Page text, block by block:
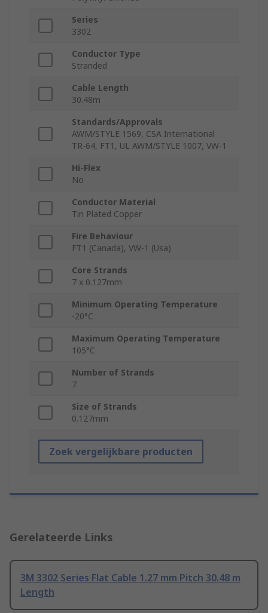
Series
3302
Conductor Type
Stranded
Cable Length
30.48m
Standards/Approvals
AWM/STYLE 1569, CSA International
TR-64, FT1, UL AWM/STYLE 1007, VW-1
Hi-Flex
No
Conductor Material
Tin Plated Copper
Fire Behaviour
FT1 (Canada), VW-1 (Usa)
Core Strands
7 x 0.127mm
Minimum Operating Temperature
-20°C
Maximum Operating Temperature
105°C
Number of Strands
7
Size of Strands
0.127mm
Zoek vergelijkbare producten
Gerelateerde Links
3M 3302 Series Flat Cable 1.27 mm Pitch 30.48 m
Length